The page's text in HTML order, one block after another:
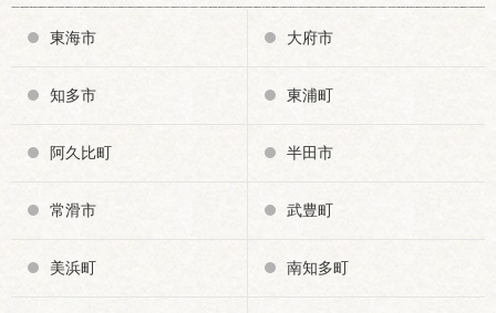
東海市 大府市
知多市 東浦町
阿久比町 半田市
常滑市 武豊町
美浜町 南知多町